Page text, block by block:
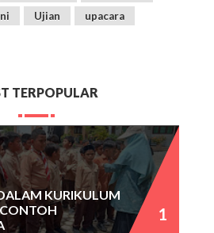
Ujian
upacara
TERPOPULAR
KURIKULUM